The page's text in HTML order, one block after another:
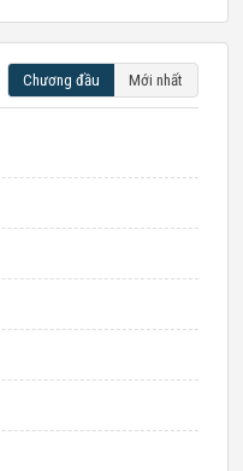
Chương đầu Mới nhất